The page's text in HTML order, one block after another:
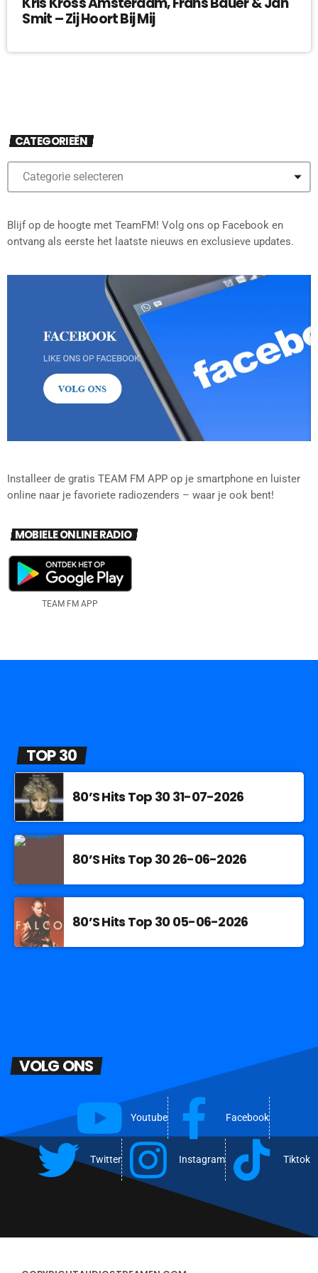
Smit – Zij Hoort Bij Mij
CATEGORIEËN
Blijf op de hoogte met TeamFM! Volg ons op Facebook en
ontvang als eerste het laatste nieuws en exclusieve updates.
Installeer de gratis TEAM FM APP op je smartphone en luister
online naar je favoriete radiozenders – waar je ook bent!
MOBIELE ONLINE RADIO
TEAM FM APP
TOP 30
80’S Hits Top 30 31-07-2026
80’S Hits Top 30 26-06-2026
80’S Hits Top 30 05-06-2026
VOLG ONS
Youtube Facebook
Twitter Instagram Tiktok